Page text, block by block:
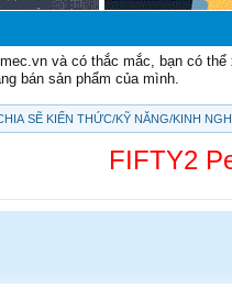
và có thắc mắc, bạn có
bán sản phẩm của mình.
SẼ KIẾN THỨC/KỸ NĂNG/KINH
FIFTY2